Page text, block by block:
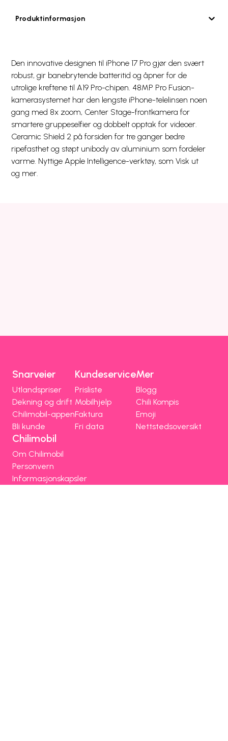
Produktinformasjon
Den innovative designen til iPhone 17 Pro gjør den svært
robust, gir banebrytende batteritid og åpner for de
utrolige kreftene til A19 Pro-chipen. 48MP Pro Fusion-
kamerasystemet har den lengste iPhone-telelinsen noen
gang med 8x zoom, Center Stage-frontkamera for
smartere gruppeselfier og dobbelt opptak for videoer.
Ceramic Shield 2 på forsiden for tre ganger bedre
ripefasthet og støpt unibody av aluminium som fordeler
varme. Nyttige Apple Intelligence-verktøy, som Visk ut
og mer.
Snarveier
Utlandspriser
Dekning og drift
Chilimobil-appen
Bli kunde
Kundeservice
Prisliste
Mobilhjelp
Faktura
Fri data
Mer
Blogg
Chili Kompis
Emoji
Nettstedsoversikt
Chilimobil
Om Chilimobil
Personvern
Informasjonskapsler